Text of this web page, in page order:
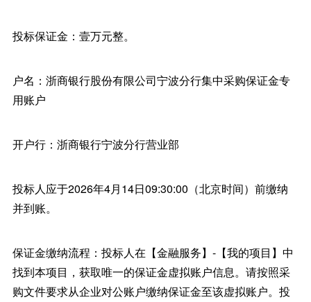
投标保证金：壹万元整。
户名：浙商银行股份有限公司宁波分行集中采购保证金专
用账户
开户行：浙商银行宁波分行营业部
投标人应于2026年4月14日09:30:00（北京时间）前缴纳
并到账。
保证金缴纳流程：投标人在【金融服务】-【我的项目】中
找到本项目，获取唯一的保证金虚拟账户信息。请按照采
购文件要求从企业对公账户缴纳保证金至该虚拟账户。投